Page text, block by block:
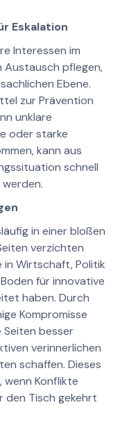
Eskalation
Interessen im
Austausch pflegen,
Ebene.
zur Prävention
unklare
oder starke
kann aus
schnell
in einer bloßen
verzichten
in Wirtschaft, Politik
für innovative
haben. Durch
Kompromisse
besser
verinnerlichen
schaffen. Dieses
wenn Konflikte
den Tisch gekehrt